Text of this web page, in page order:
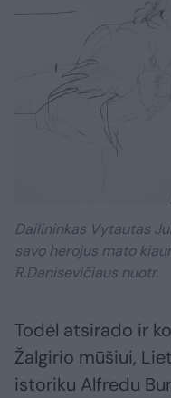
Dailininkas Vytautas
savo herojus mato
R.Danisevičiaus nuotr.
Todėl atsirado ir
Žalgirio mūšiui,
istoriku Alfredu